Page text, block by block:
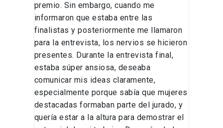
premio. Sin embargo, cuando me
informaron que estaba entre las
finalistas y posteriormente me llamaron
para la entrevista, los nervios se hicieron
presentes. Durante la entrevista final,
estaba súper ansiosa, deseaba
comunicar mis ideas claramente,
especialmente porque sabía que mujeres
destacadas formaban parte del jurado, y
quería estar a la altura para demostrar el